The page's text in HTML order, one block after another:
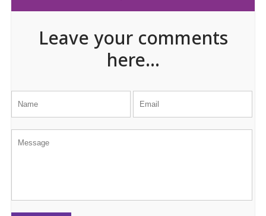
Leave your comments
here...